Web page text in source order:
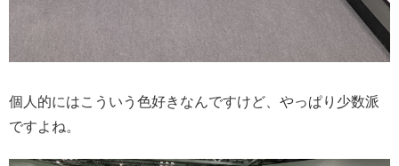
個人的にはこういう色好きなんですけど、やっぱり少数派
ですよね。